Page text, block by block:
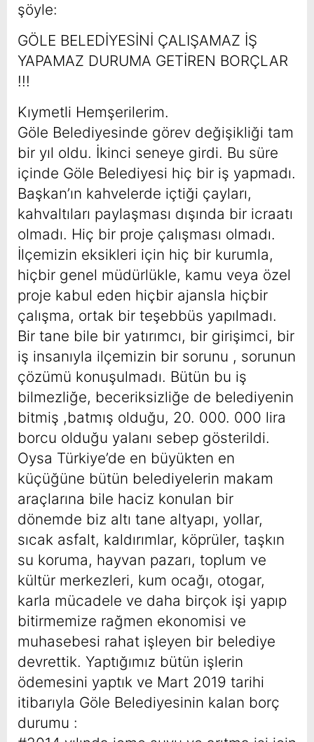
şöyle:
GÖLE BELEDİYESİNİ ÇALIŞAMAZ İŞ
YAPAMAZ DURUMA GETİREN BORÇLAR
!!!
Kıymetli Hemşerilerim.
Göle Belediyesinde görev değişikliği tam
bir yıl oldu. İkinci seneye girdi. Bu süre
içinde Göle Belediyesi hiç bir iş yapmadı.
Başkan’ın kahvelerde içtiği çayları,
kahvaltıları paylaşması dışında bir icraatı
olmadı. Hiç bir proje çalışması olmadı.
İlçemizin eksikleri için hiç bir kurumla,
hiçbir genel müdürlükle, kamu veya özel
proje kabul eden hiçbir ajansla hiçbir
çalışma, ortak bir teşebbüs yapılmadı.
Bir tane bile bir yatırımcı, bir girişimci, bir
iş insanıyla ilçemizin bir sorunu , sorunun
çözümü konuşulmadı. Bütün bu iş
bilmezliğe, beceriksizliğe de belediyenin
bitmiş ,batmış olduğu, 20. 000. 000 lira
borcu olduğu yalanı sebep gösterildi.
Oysa Türkiye’de en büyükten en
küçüğüne bütün belediyelerin makam
araçlarına bile haciz konulan bir
dönemde biz altı tane altyapı, yollar,
sıcak asfalt, kaldırımlar, köprüler, taşkın
su koruma, hayvan pazarı, toplum ve
kültür merkezleri, kum ocağı, otogar,
karla mücadele ve daha birçok işi yapıp
bitirmemize rağmen ekonomisi ve
muhasebesi rahat işleyen bir belediye
devrettik. Yaptığımız bütün işlerin
ödemesini yaptık ve Mart 2019 tarihi
itibarıyla Göle Belediyesinin kalan borç
durumu :